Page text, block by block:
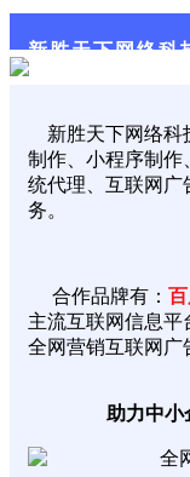
新胜天下网络科
新胜天下网络科
制作、小程序制作
统代理、互联网广
务。
合作品牌有：
主流互联网信息平
全网营销互联网广
助力中小